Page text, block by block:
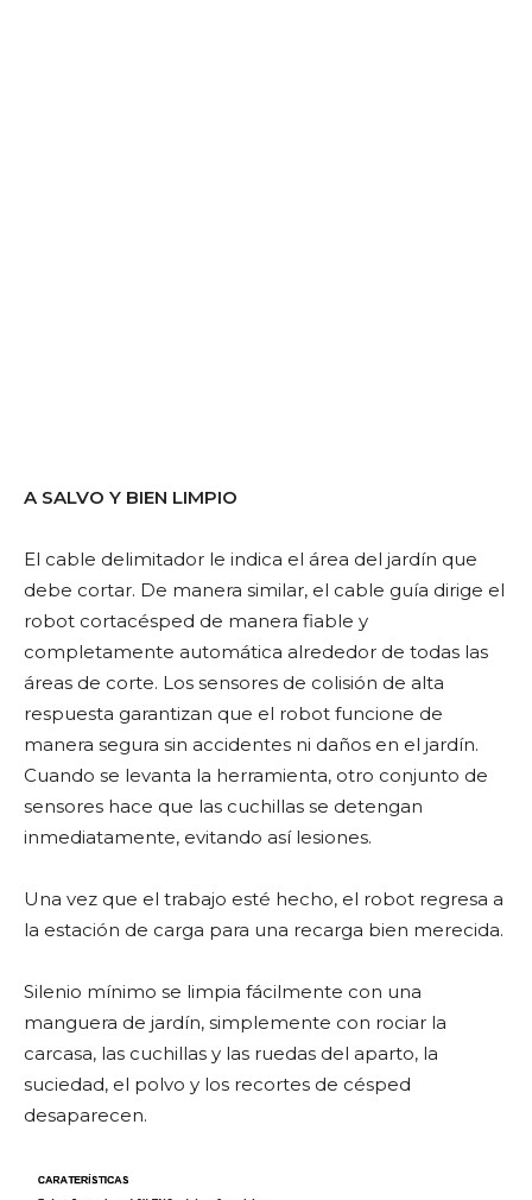
A SALVO Y BIEN LIMPIO
El cable delimitador le indica el área del jardín que
debe cortar. De manera similar, el cable guía dirige el
robot cortacésped de manera fiable y
completamente automática alrededor de todas las
áreas de corte. Los sensores de colisión de alta
respuesta garantizan que el robot funcione de
manera segura sin accidentes ni daños en el jardín.
Cuando se levanta la herramienta, otro conjunto de
sensores hace que las cuchillas se detengan
inmediatamente, evitando así lesiones.
Una vez que el trabajo esté hecho, el robot regresa a
la estación de carga para una recarga bien merecida.
Silenio mínimo se limpia fácilmente con una
manguera de jardín, simplemente con rociar la
carcasa, las cuchillas y las ruedas del aparto, la
suciedad, el polvo y los recortes de césped
desaparecen.